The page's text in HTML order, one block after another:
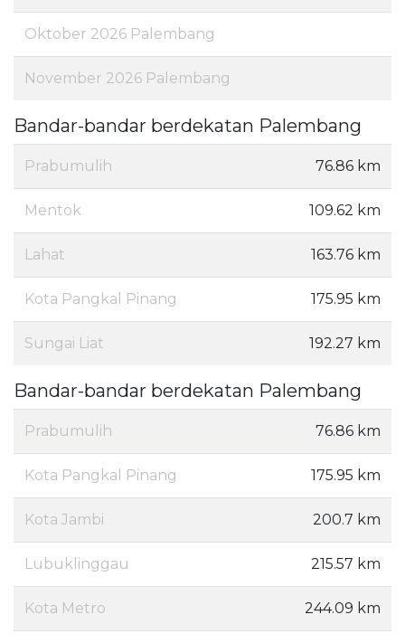
Oktober 2026 Palembang
November 2026 Palembang
Bandar-bandar berdekatan Palembang
Prabumulih 76.86 km
Mentok 109.62 km
Lahat 163.76 km
Kota Pangkal Pinang 175.95 km
Sungai Liat 192.27 km
Bandar-bandar berdekatan Palembang
Prabumulih 76.86 km
Kota Pangkal Pinang 175.95 km
Kota Jambi 200.7 km
Lubuklinggau 215.57 km
Kota Metro 244.09 km